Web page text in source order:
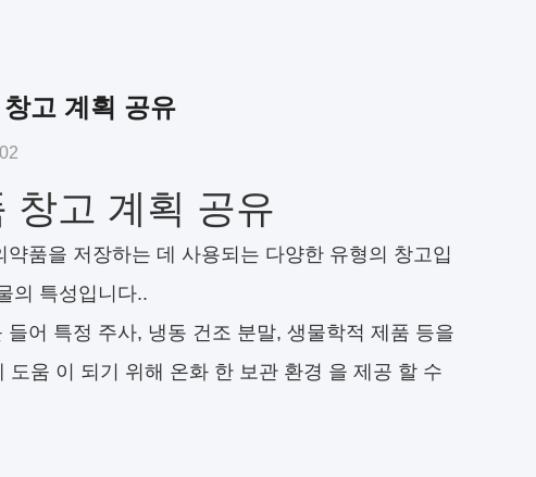
고 계획 공유
창고 계획 공유
품을 저장하는 데 사용되는 다양한 유형의 창고입
의 특성입니다..
어 특정 주사, 냉동 건조 분말, 생물학적 제품 등을
움 이 되기 위해 온화 한 보관 환경 을 제공 할 수